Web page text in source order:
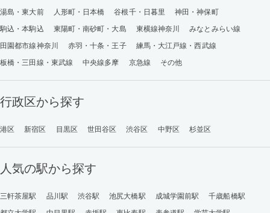
湯島・東大前
人形町・日本橋 谷根千・日暮里
神田・神保町
駒込・本駒込
東陽町・南砂町・大島 東横線神奈川
みなとみらい線
田園都市線神奈川
赤羽・十条・王子
練馬・大江戸線・西武線
板橋・三田線・東武線
中央線多摩 京急線 その他
行政区から探す
港区 新宿区 目黒区 世田谷区 渋谷区 中野区 杉並区
人気の駅から探す
三軒茶屋駅 品川駅 渋谷駅 池尻大橋駅 成城学園前駅
千歳船橋駅